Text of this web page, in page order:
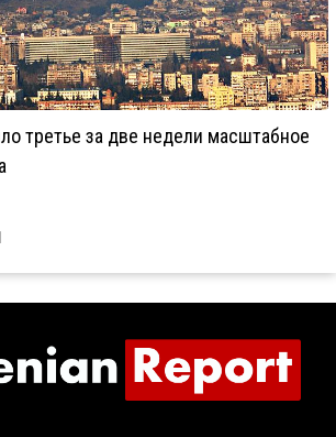
третье за две недели масштабное